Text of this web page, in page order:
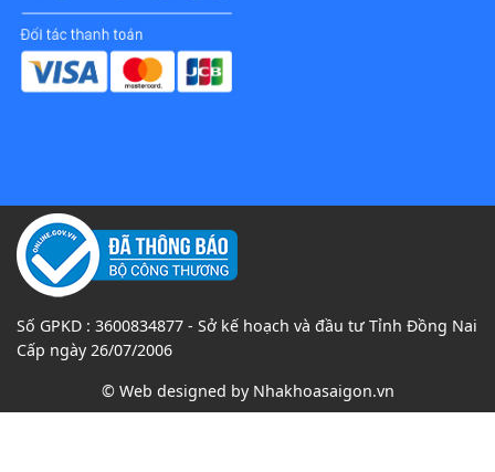
Số GPKD : 3600834877 - Sở kế hoạch và đầu tư Tỉnh Đồng Nai
Cấp ngày 26/07/2006
© Web designed by Nhakhoasaigon.vn